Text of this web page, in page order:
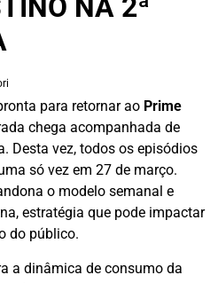
NA 2ª
para retornar ao Prime
chega acompanhada de
Desta vez, todos os episódios
só vez em 27 de março.
o modelo semanal e
estratégia que pode impactar
do público.
a dinâmica de consumo da